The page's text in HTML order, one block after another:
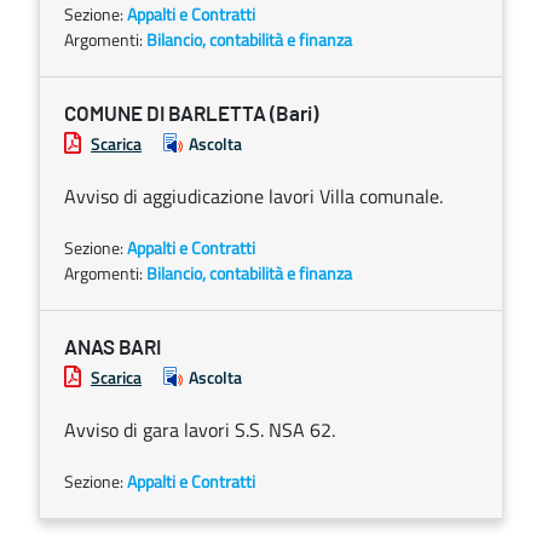
Sezione:Appalti e Contratti
Argomenti: Bilancio, contabilità e finanza
COMUNE DI BARLETTA (Bari)
Scarica Ascolta
Avviso di aggiudicazione lavori Villa comunale.
Sezione:Appalti e Contratti
Argomenti: Bilancio, contabilità e finanza
ANAS BARI
Scarica Ascolta
Avviso di gara lavori S.S. NSA 62.
Sezione:Appalti e Contratti